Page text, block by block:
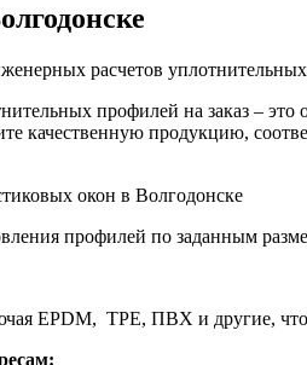
расчетов
профилей на заказ –
качественную продукцию,
профилей по заданным
EPDM, TPE, ПВХ и другие,